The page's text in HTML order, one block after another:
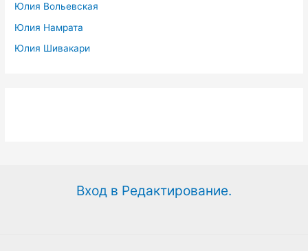
Юлия Вольевская
Юлия Намрата
Юлия Шивакари
Вход в Редактирование.